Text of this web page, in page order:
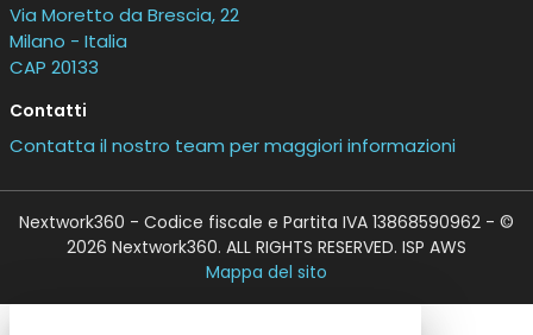
Via Moretto da Brescia, 22
Milano - Italia
CAP 20133
Contatti
Contatta il nostro team per maggiori informazioni
Nextwork360 - Codice fiscale e Partita IVA 13868590962 - ©
2026 Nextwork360. ALL RIGHTS RESERVED. ISP AWS
Mappa del sito